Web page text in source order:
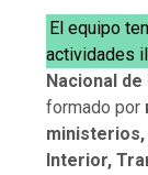
El equipo
actividades
Nacional
formado por
ministerios,
Interior,